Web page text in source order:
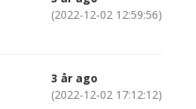
(2022-12-02 12:59:56)
3 år ago
(2022-12-02 17:12:12)